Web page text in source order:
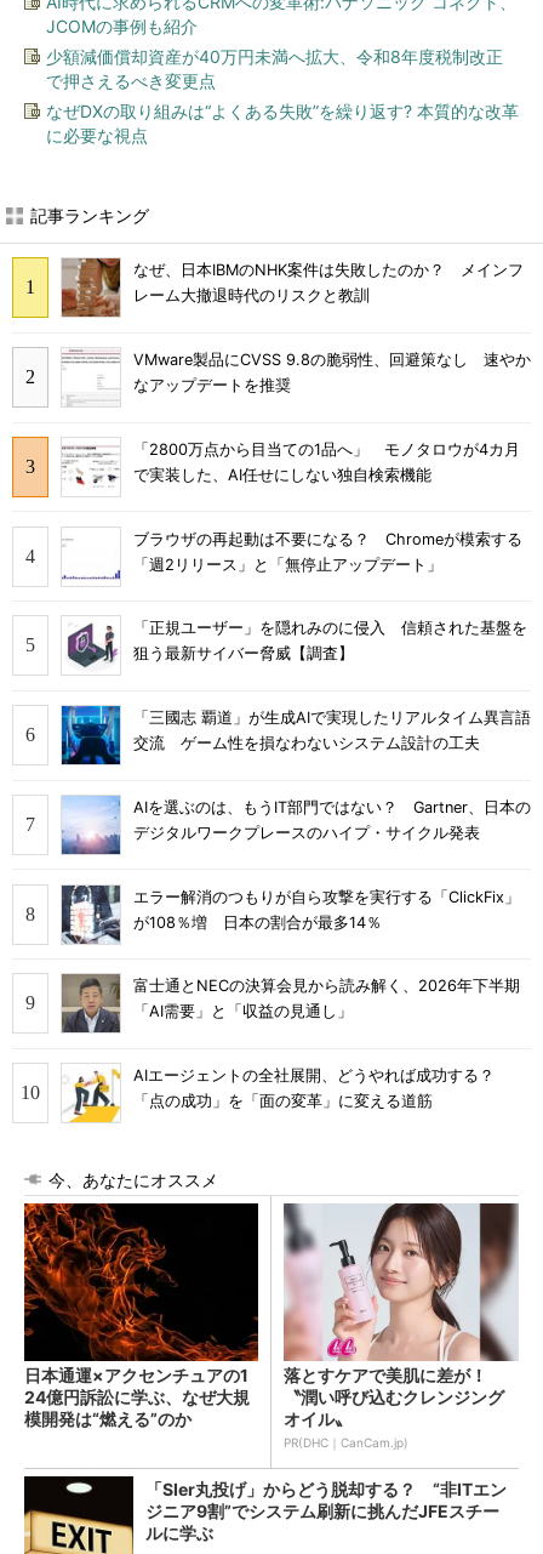
JCOMの事例も紹介
少額減価償却資産が40万円未満へ拡大、令和8年度税制改正
で押さえるべき変更点
なぜDXの取り組みは“よくある失敗”を繰り返す? 本質的な改革
に必要な視点
記事ランキング
なぜ、日本IBMのNHK案件は失敗したのか？ メインフ
レーム大撤退時代のリスクと教訓
VMware製品にCVSS 9.8の脆弱性、回避策なし 速やか
なアップデートを推奨
「2800万点から目当ての1品へ」 モノタロウが4カ月
で実装した、AI任せにしない独自検索機能
ブラウザの再起動は不要になる？ Chromeが模索する
「週2リリース」と「無停止アップデート」
「正規ユーザー」を隠れみのに侵入 信頼された基盤を
狙う最新サイバー脅威【調査】
「三國志 覇道」が生成AIで実現したリアルタイム異言語
交流 ゲーム性を損なわないシステム設計の工夫
AIを選ぶのは、もうIT部門ではない？ Gartner、日本の
デジタルワークプレースのハイプ・サイクル発表
エラー解消のつもりが自ら攻撃を実行する「ClickFix」
が108％増 日本の割合が最多14％
富士通とNECの決算会見から読み解く、2026年下半期
「AI需要」と「収益の見通し」
AIエージェントの全社展開、どうやれば成功する？
「点の成功」を「面の変革」に変える道筋
今、あなたにオススメ
日本通運×アクセンチュアの1
24億円訴訟に学ぶ、なぜ大規
模開発は“燃える”のか
落とすケアで美肌に差が！
〝潤い呼び込むクレンジング
オイル〟
PR(DHC｜CanCam.jp)
「SIer丸投げ」からどう脱却する？ “非ITエン
ジニア9割”でシステム刷新に挑んだJFEスチー
ルに学ぶ